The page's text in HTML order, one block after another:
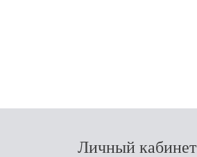
Личный кабинет